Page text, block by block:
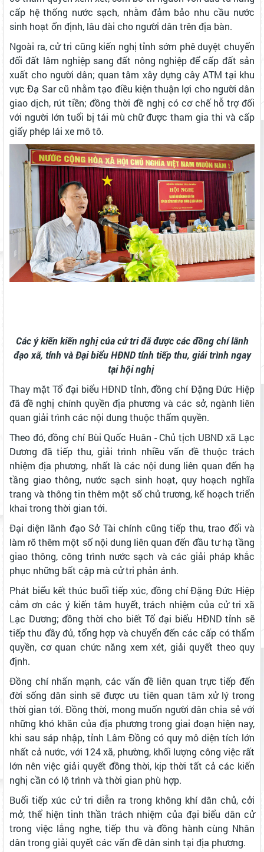
cấp hệ thống nước sạch, nhằm đảm bảo nhu cầu nước
sinh hoạt ổn định, lâu dài cho người dân trên địa bàn.
Ngoài ra, cử tri cũng kiến nghị tỉnh sớm phê duyệt chuyển
đổi đất lâm nghiệp sang đất nông nghiệp để cấp đất sản
xuất cho người dân; quan tâm xây dựng cây ATM tại khu
vực Đạ Sar cũ nhằm tạo điều kiện thuận lợi cho người dân
giao dịch, rút tiền; đồng thời đề nghị có cơ chế hỗ trợ đối
với người lớn tuổi bị tái mù chữ được tham gia thi và cấp
giấy phép lái xe mô tô.
Các ý kiến kiến nghị của cử tri đã được các đồng chí lãnh
đạo xã, tỉnh và Đại biểu HĐND tỉnh tiếp thu, giải trình ngay
tại hội nghị
Thay mặt Tổ đại biểu HĐND tỉnh, đồng chí Đặng Đức Hiệp
đã đề nghị chính quyền địa phương và các sở, ngành liên
quan giải trình các nội dung thuộc thẩm quyền.
Theo đó, đồng chí Bùi Quốc Huân - Chủ tịch UBND xã Lạc
Dương đã tiếp thu, giải trình nhiều vấn đề thuộc trách
nhiệm địa phương, nhất là các nội dung liên quan đến hạ
tầng giao thông, nước sạch sinh hoạt, quy hoạch nghĩa
trang và thông tin thêm một số chủ trương, kế hoạch triển
khai trong thời gian tới.
Đại diện lãnh đạo Sở Tài chính cũng tiếp thu, trao đổi và
làm rõ thêm một số nội dung liên quan đến đầu tư hạ tầng
giao thông, công trình nước sạch và các giải pháp khắc
phục những bất cập mà cử tri phản ánh.
Phát biểu kết thúc buổi tiếp xúc, đồng chí Đặng Đức Hiệp
cảm ơn các ý kiến tâm huyết, trách nhiệm của cử tri xã
Lạc Dương; đồng thời cho biết Tổ đại biểu HĐND tỉnh sẽ
tiếp thu đầy đủ, tổng hợp và chuyển đến các cấp có thẩm
quyền, cơ quan chức năng xem xét, giải quyết theo quy
định.
Đồng chí nhấn mạnh, các vấn đề liên quan trực tiếp đến
đời sống dân sinh sẽ được ưu tiên quan tâm xử lý trong
thời gian tới. Đồng thời, mong muốn người dân chia sẻ với
những khó khăn của địa phương trong giai đoạn hiện nay,
khi sau sáp nhập, tỉnh Lâm Đồng có quy mô diện tích lớn
nhất cả nước, với 124 xã, phường, khối lượng công việc rất
lớn nên việc giải quyết đồng thời, kịp thời tất cả các kiến
nghị cần có lộ trình và thời gian phù hợp.
Buổi tiếp xúc cử tri diễn ra trong không khí dân chủ, cởi
mở, thể hiện tinh thần trách nhiệm của đại biểu dân cử
trong việc lắng nghe, tiếp thu và đồng hành cùng Nhân
dân trong giải quyết các vấn đề dân sinh tại địa phương.